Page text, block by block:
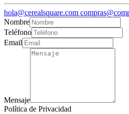
hola@cerealsquare.com
Nombre
Teléfono
Email
Mensaje
Política de Privacidad